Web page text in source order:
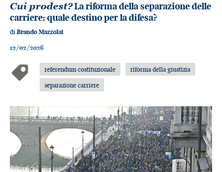
Cui prodest?La riforma della separazione delle
carriere: quale destino per la difesa?
di Brando Mazzolai
12/02/2026
referendum costituzionale
riforma della giustizia
separazione carriere